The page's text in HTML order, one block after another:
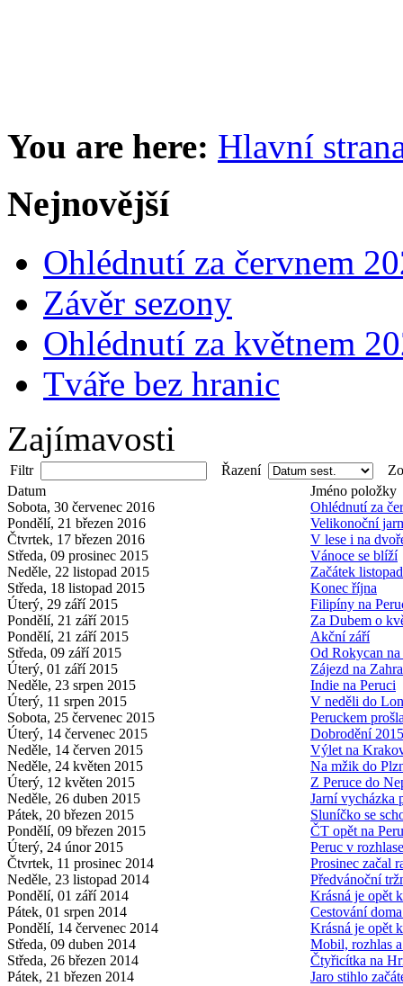
You are here: Hlavní
Nejnovější
Ohlédnutí za červnem
Závěr sezony
Ohlédnutí za květnem
Tváře bez hranic
Zajímavosti
Filtr Řazení
Datum
Jméno položky
Sobota, 30 červenec 2016
Ohlédnutí za
Pondělí, 21 březen 2016
Velikonoční
Čtvrtek, 17 březen 2016
V lese i na
Středa, 09 prosinec 2015
Vánoce se blíží
Neděle, 22 listopad 2015
Začátek
Středa, 18 listopad 2015
Konec října
Úterý, 29 září 2015
Filipíny na
Pondělí, 21 září 2015
Za Dubem o
Pondělí, 21 září 2015
Akční září
Středa, 09 září 2015
Od Rokycan
Úterý, 01 září 2015
Zájezd na
Neděle, 23 srpen 2015
Indie na Peruci
Úterý, 11 srpen 2015
V neděli do
Sobota, 25 červenec 2015
Peruckem
Úterý, 14 červenec 2015
Dobrodění 2015
Neděle, 14 červen 2015
Výlet na
Neděle, 24 květen 2015
Na mžik do
Úterý, 12 květen 2015
Z Peruce do
Neděle, 26 duben 2015
Jarní vycházka
Pátek, 20 březen 2015
Sluníčko se
Pondělí, 09 březen 2015
ČT opět na
Úterý, 24 únor 2015
Peruc v
Čtvrtek, 11 prosinec 2014
Prosinec začal
Neděle, 23 listopad 2014
Předvánoční
Pondělí, 01 září 2014
Krásná je opět
Pátek, 01 srpen 2014
Cestování
Pondělí, 14 červenec 2014
Krásná je opět
Středa, 09 duben 2014
Mobil, rozhlas
Středa, 26 březen 2014
Čtyřicítka na
Pátek, 21 březen 2014
Jaro stihlo